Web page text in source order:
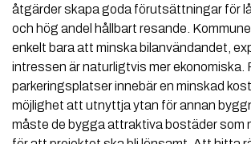
åtgärder skapa goda förutsättningar för
och hög andel hållbart resande.
enkelt bara att minska bilanvändandet,
intressen är naturligtvis mer ekonomiska.
parkeringsplatser innebär en minskad
möjlighet att utnyttja ytan för annan
måste de bygga attraktiva bostäder som